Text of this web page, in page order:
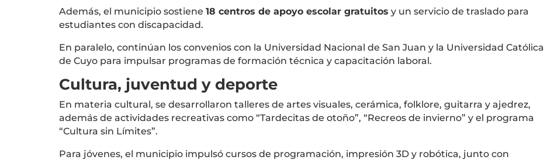
Además, el municipio sostiene 18 centros de apoyo escolar gratuitos y un servicio de traslado para
estudiantes con discapacidad.
En paralelo, continúan los convenios con la Universidad Nacional de San Juan y la Universidad Católica
de Cuyopara impulsar programas de formación técnica y capacitación laboral.
Cultura, juventud y deporte
En materia cultural, se desarrollaron talleres de artes visuales, cerámica, folklore, guitarra y ajedrez,
además de actividades recreativas como “Tardecitas de otoño”, “Recreos de invierno” y el programa
“Cultura sin Límites”.
Para jóvenes, el municipio impulsó cursos de programación, impresión 3D y robótica, junto con